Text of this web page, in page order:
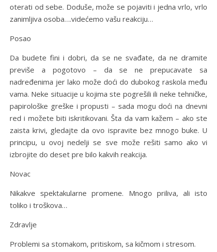
oterati od sebe. Doduše, može se pojaviti i jedna vrlo, vrlo
zanimljiva osoba….videćemo vašu reakciju…
Posao
Da budete fini i dobri, da se ne svađate, da ne dramite
previše a pogotovo – da se ne prepucavate sa
nadređenima jer lako može doći do dubokog raskola među
vama. Neke situacije u kojima ste pogrešili ili neke tehničke,
papirološke greške i propusti – sada mogu doći na dnevni
red i možete biti iskritikovani. Šta da vam kažem – ako ste
zaista krivi, gledajte da ovo ispravite bez mnogo buke. U
principu, u ovoj nedelji se sve može rešiti samo ako vi
izbrojite do deset pre bilo kakvih reakcija.
Novac
Nikakve spektakularne promene. Mnogo priliva, ali isto
toliko i troškova…
Zdravlje
Problemi sa stomakom, pritiskom, sa kičmom i stresom.